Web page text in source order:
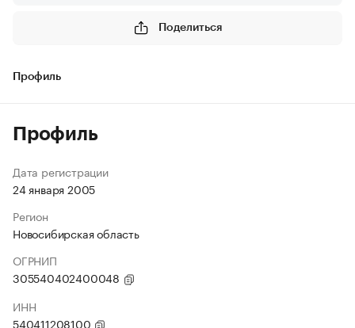
Поделиться
Профиль
Профиль
Дата регистрации
24 января 2005
Регион
Новосибирская область
ОГРНИП
305540402400048
ИНН
540411208100